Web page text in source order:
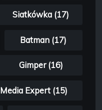
Siatkówka (17)
Batman (17)
Gimper (16)
Media Expert (15)